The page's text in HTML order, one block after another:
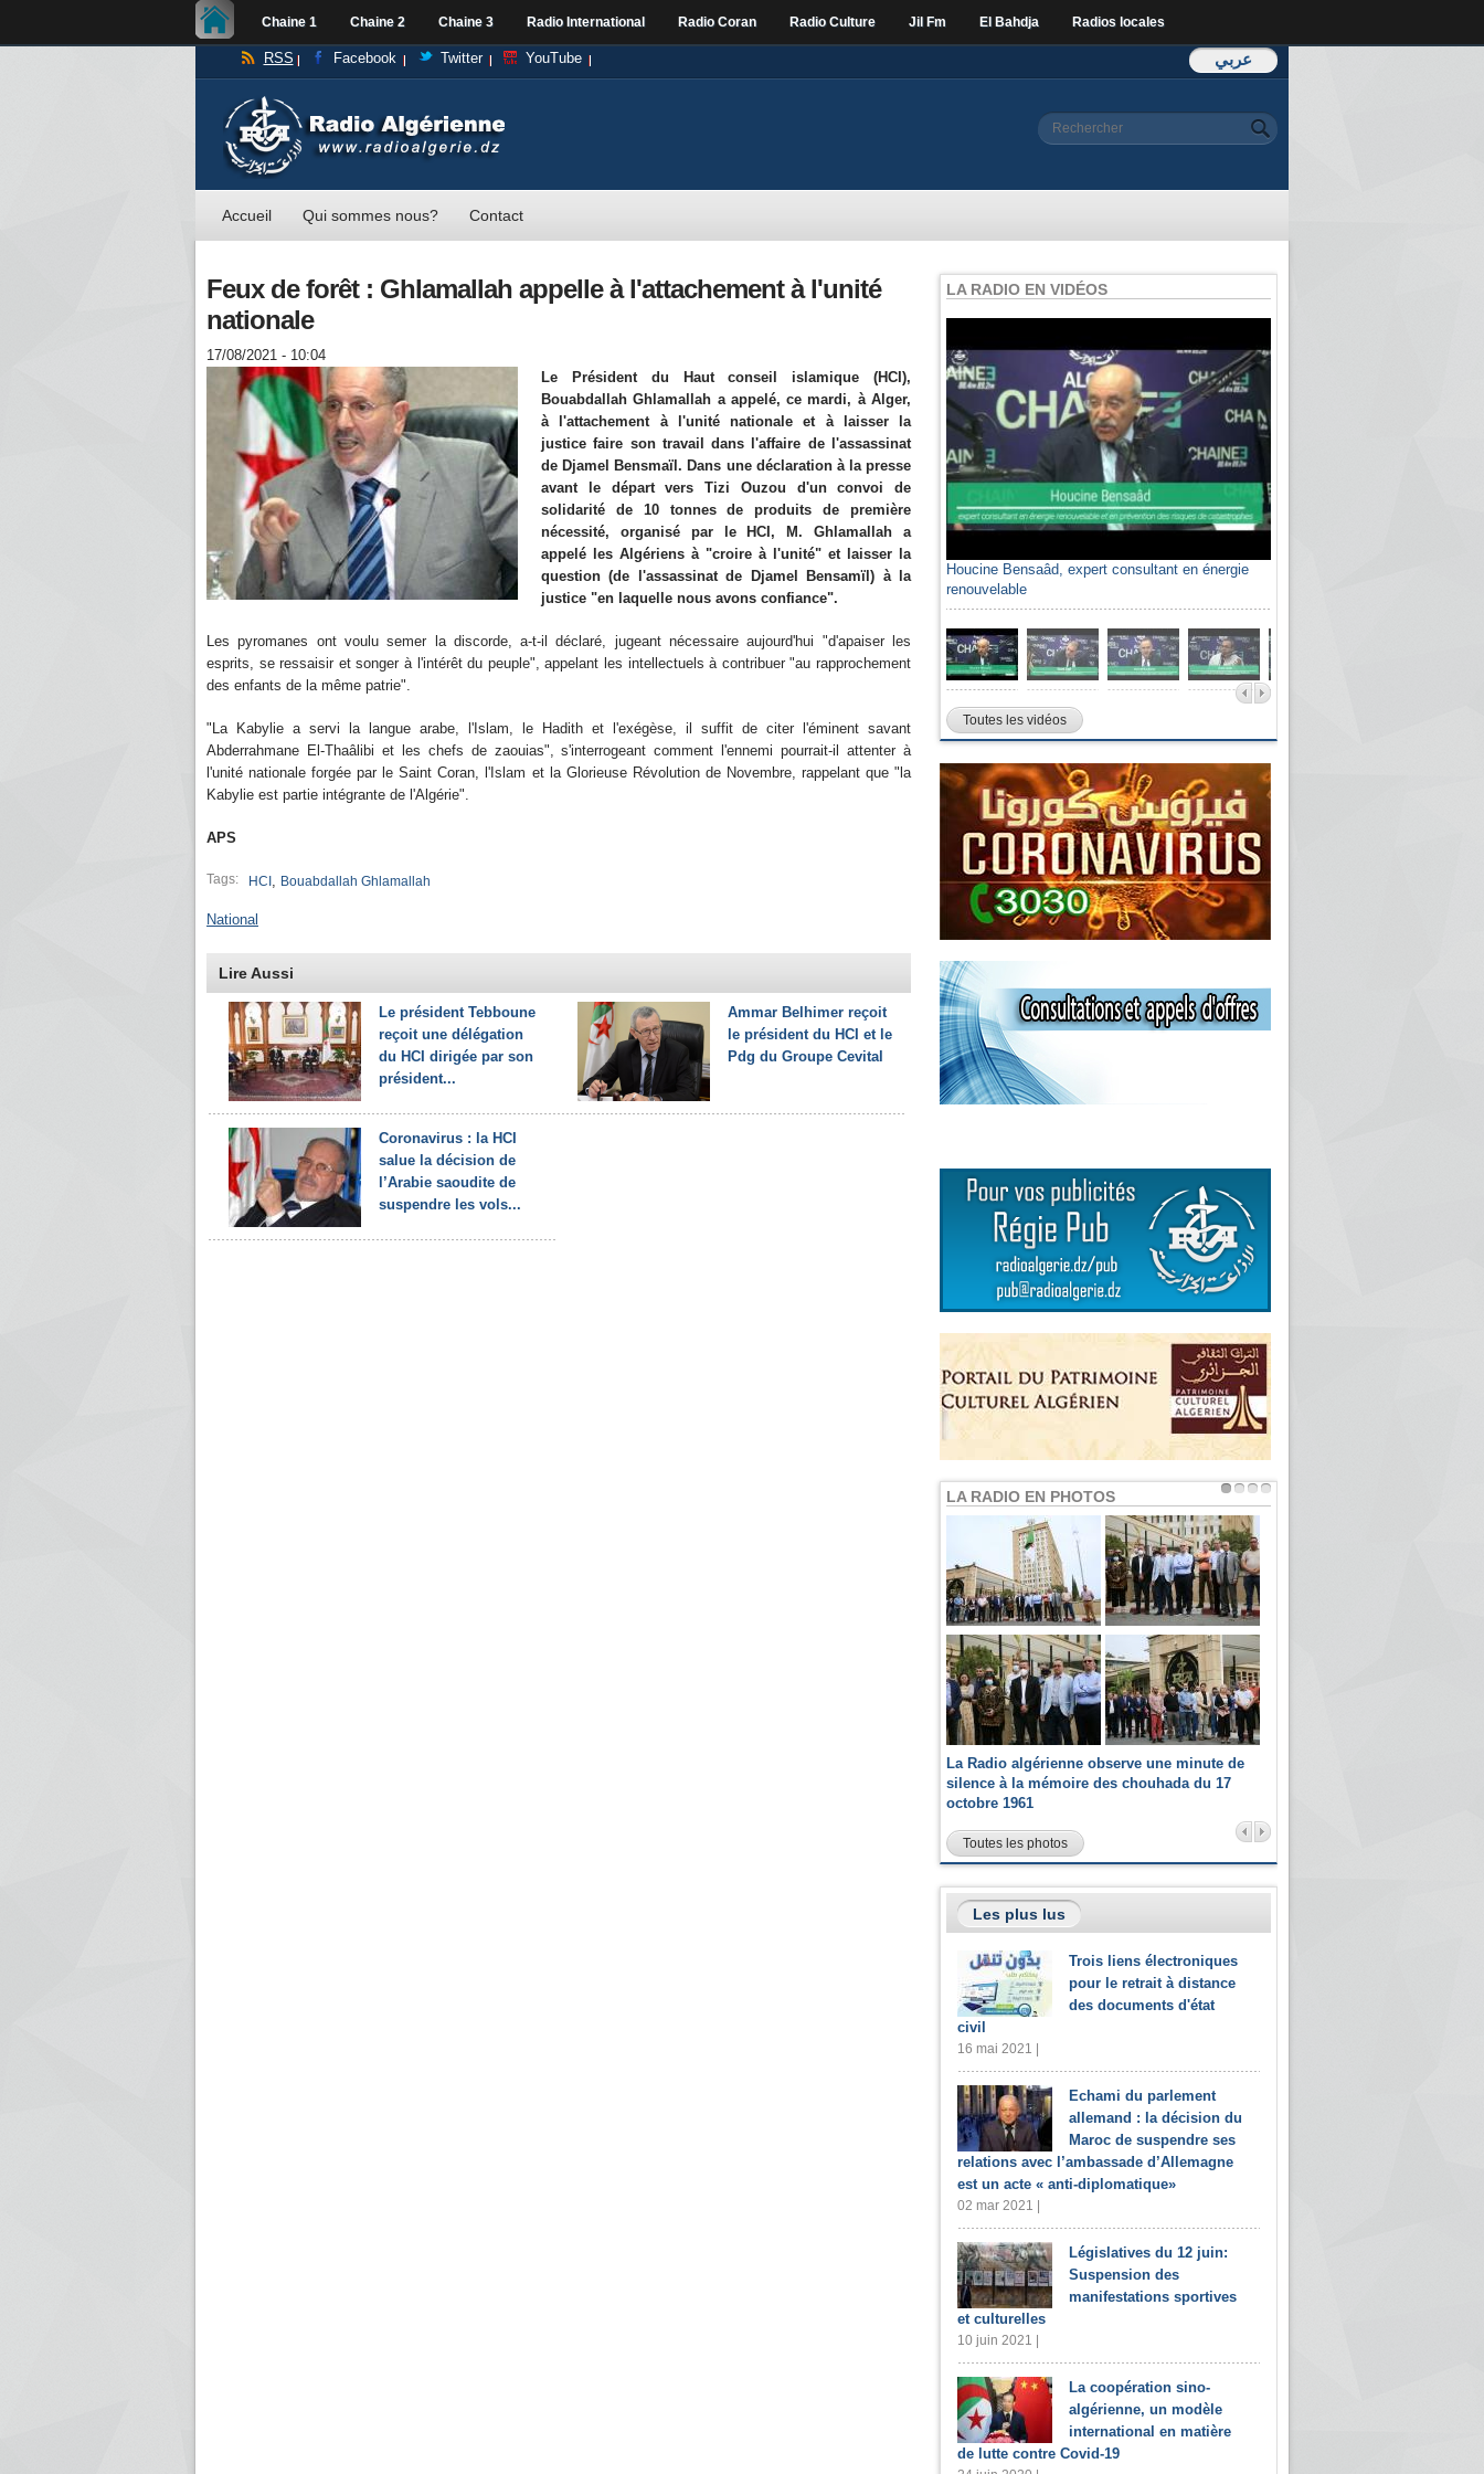
Chaine 1 Chaine 2 Chaine 3 Radio International Radio Coran Radio Culture Jil Fm El Bahdja Radios locales
عربي RSS Facebook Twitter YouTube
Formulaire de
Rechercher
Accueil Qui sommes nous? Contact
Feux de forêt : Ghlamallah appelle à l'attachement à l'unité
nationale
17/08/2021 - 10:04
Le Président du Haut conseil islamique (HCI),
Bouabdallah Ghlamallah a appelé, ce mardi, à Alger,
à l'attachement à l'unité nationale et à laisser la
justice faire son travail dans l'affaire de l'assassinat
de Djamel Bensmaïl. Dans une déclaration à la presse
avant le départ vers Tizi Ouzou d'un convoi de
solidarité de 10 tonnes de produits de première
nécessité, organisé par le HCI, M. Ghlamallah a
appelé les Algériens à "croire à l'unité" et laisser la
question (de l'assassinat de Djamel Bensamïl) à la
justice "en laquelle nous avons confiance".
Les pyromanes ont voulu semer la discorde, a-t-il déclaré, jugeant nécessaire aujourd'hui "d'apaiser les
esprits, se ressaisir et songer à l'intérêt du peuple", appelant les intellectuels à contribuer "au rapprochement
des enfants de la même patrie".
"La Kabylie a servi la langue arabe, l'Islam, le Hadith et l'exégèse, il suffit de citer l'éminent savant
Abderrahmane El-Thaâlibi et les chefs de zaouias", s'interrogeant comment l'ennemi pourrait-il attenter à
l'unité nationale forgée par le Saint Coran, l'Islam et la Glorieuse Révolution de Novembre, rappelant que "la
Kabylie est partie intégrante de l'Algérie".
APS
Tags: HCI , Bouabdallah Ghlamallah
National
Lire Aussi
Le président Tebboune
reçoit une délégation
du HCI dirigée par son
président...
Ammar Belhimer reçoit
le président du HCI et le
Pdg du Groupe Cevital
Coronavirus : la HCI
salue la décision de
l’Arabie saoudite de
suspendre les vols...
LA RADIO EN VIDÉOS
Houcine Bensaâd, expert consultant en énergie
renouvelable
Toutes les vidéos
LA RADIO EN PHOTOS
La Radio algérienne observe une minute de
silence à la mémoire des chouhada du 17
octobre 1961
Toutes les photos
Les plus lus
Trois liens électroniques
pour le retrait à distance
des documents d'état
civil
16 mai 2021 |
Echami du parlement
allemand : la décision du
Maroc de suspendre ses
relations avec l’ambassade d’Allemagne
est un acte « anti-diplomatique»
02 mar 2021 |
Législatives du 12 juin:
Suspension des
manifestations sportives
et culturelles
10 juin 2021 |
La coopération sino-
algérienne, un modèle
international en matière
de lutte contre Covid-19